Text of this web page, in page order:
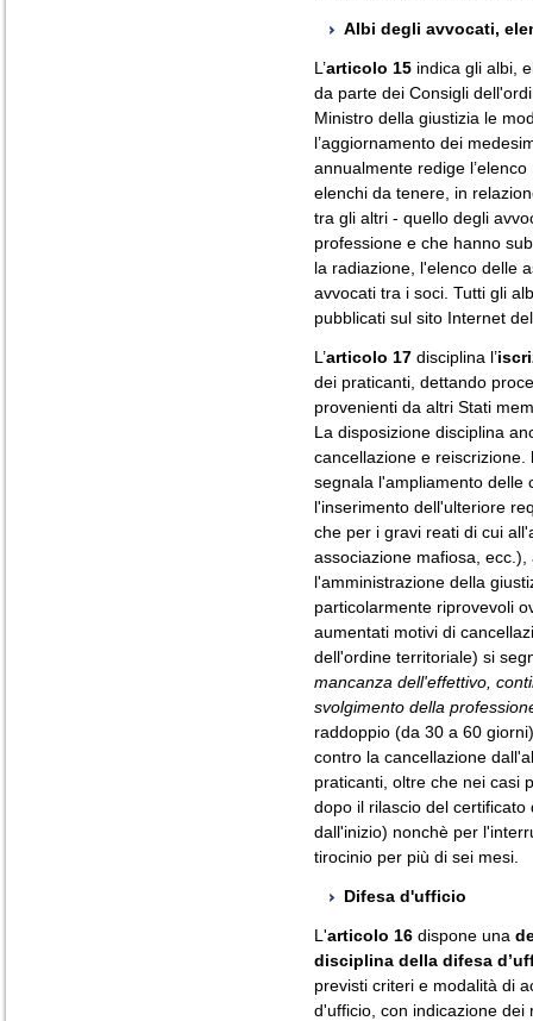
Albi degli avvocati,
L’articolo 15 indica gli albi,
da parte dei Consigli
Ministro della giustizia le
l’aggiornamento dei
annualmente redige
elenchi da tenere, in
tra gli altri - quello degli
professione e che hanno
la radiazione, l'elenco delle
avvocati tra i soci. Tutti gli
pubblicati sul sito Internet
L’articolo 17 disciplina l’
dei praticanti, dettando
provenienti da altri Stati
La disposizione disciplina
cancellazione e reiscrizione.
segnala l'ampliamento delle
l'inserimento dell'ulteriore
che per i gravi reati di cui
associazione mafiosa,
l'amministrazione della
particolarmente riprovevoli
aumentati motivi di
dell'ordine territoriale) si
mancanza dell'effettivo,
svolgimento della
raddoppio (da 30 a 60
contro la cancellazione
praticanti, oltre che nei casi
dopo il rilascio del
dall'inizio) nonchè per
tirocinio per più di sei mesi.
Difesa d'ufficio
L'articolo 16 dispone una
disciplina della difesa
previsti criteri e modalità di
d'ufficio, con indicazione dei